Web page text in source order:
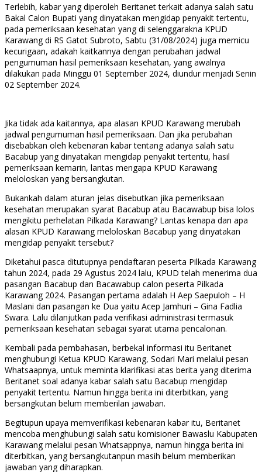
Terlebih, kabar yang diperoleh Beritanet terkait adanya salah satu
Bakal Calon Bupati yang dinyatakan mengidap penyakit tertentu,
pada pemeriksaan kesehatan yang di selenggarakna KPUD
Karawang di RS Gatot Subroto, Sabtu (31/08/2024) juga memicu
kecurigaan, adakah kaitkannya dengan perubahan jadwal
pengumuman hasil pemeriksaan kesehatan, yang awalnya
dilakukan pada Minggu 01 September 2024, diundur menjadi Senin
02 September 2024.
Jika tidak ada kaitannya, apa alasan KPUD Karawang merubah
jadwal pengumuman hasil pemeriksaan. Dan jika perubahan
disebabkan oleh kebenaran kabar tentang adanya salah satu
Bacabup yang dinyatakan mengidap penyakit tertentu, hasil
pemeriksaan kemarin, lantas mengapa KPUD Karawang
meloloskan yang bersangkutan.
Bukankah dalam aturan jelas disebutkan jika pemeriksaan
kesehatan merupakan syarat Bacabup atau Bacawabup bisa lolos
mengikitu perhelatan Pilkada Karawang? Lantas kenapa dan apa
alasan KPUD Karawang meloloskan Bacabup yang dinyatakan
mengidap penyakit tersebut?
Diketahui pasca ditutupnya pendaftaran peserta Pilkada Karawang
tahun 2024, pada 29 Agustus 2024 lalu, KPUD telah menerima dua
pasangan Bacabup dan Bacawabup calon peserta Pilkada
Karawang 2024. Pasangan pertama adalah H Aep Saepuloh – H
Maslani dan pasangan ke Dua yaitu Acep Jamhuri – Gina Fadlia
Swara. Lalu dilanjutkan pada verifikasi administrasi termasuk
pemeriksaan kesehatan sebagai syarat utama pencalonan.
Kembali pada pembahasan, berbekal informasi itu Beritanet
menghubungi Ketua KPUD Karawang, Sodari Mari melalui pesan
Whatsaapnya, untuk meminta klarifikasi atas berita yang diterima
Beritanet soal adanya kabar salah satu Bacabup mengidap
penyakit tertentu. Namun hingga berita ini diterbitkan, yang
bersangkutan belum memberilan jawaban.
Begitupun upaya memverifikasi kebenaran kabar itu, Beritanet
mencoba menghubungi salah satu komisioner Bawaslu Kabupaten
Karawang melalui pesan Whatsappnya, namun hingga berita ini
diterbitkan, yang bersangkutanpun masih belum memberikan
jawaban yang diharapkan.